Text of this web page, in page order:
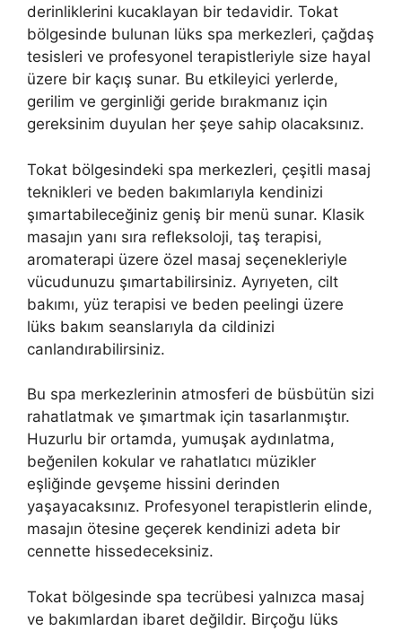
derinliklerini kucaklayan bir tedavidir. Tokat
bölgesinde bulunan lüks spa merkezleri, çağdaş
tesisleri ve profesyonel terapistleriyle size hayal
üzere bir kaçış sunar. Bu etkileyici yerlerde,
gerilim ve gerginliği geride bırakmanız için
gereksinim duyulan her şeye sahip olacaksınız.
Tokat bölgesindeki spa merkezleri, çeşitli masaj
teknikleri ve beden bakımlarıyla kendinizi
şımartabileceğiniz geniş bir menü sunar. Klasik
masajın yanı sıra refleksoloji, taş terapisi,
aromaterapi üzere özel masaj seçenekleriyle
vücudunuzu şımartabilirsiniz. Ayrıyeten, cilt
bakımı, yüz terapisi ve beden peelingi üzere
lüks bakım seanslarıyla da cildinizi
canlandırabilirsiniz.
Bu spa merkezlerinin atmosferi de büsbütün sizi
rahatlatmak ve şımartmak için tasarlanmıştır.
Huzurlu bir ortamda, yumuşak aydınlatma,
beğenilen kokular ve rahatlatıcı müzikler
eşliğinde gevşeme hissini derinden
yaşayacaksınız. Profesyonel terapistlerin elinde,
masajın ötesine geçerek kendinizi adeta bir
cennette hissedeceksiniz.
Tokat bölgesinde spa tecrübesi yalnızca masaj
ve bakımlardan ibaret değildir. Birçoğu lüks